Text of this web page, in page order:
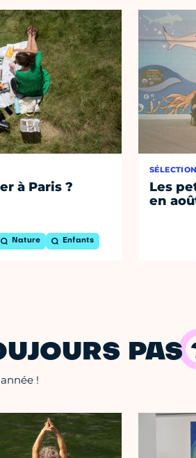
à Paris ?
Nature Enfants
SÉLECTION
Les
en
PAS
!